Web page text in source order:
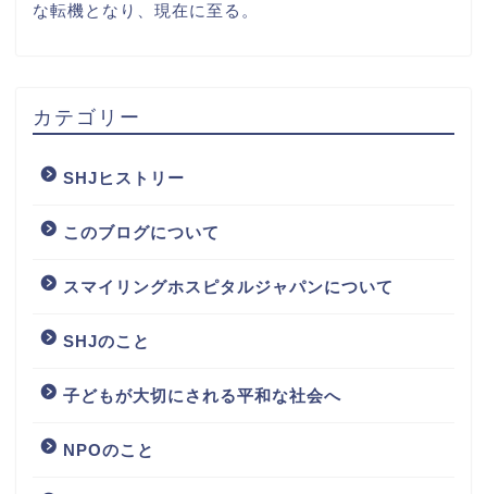
な転機となり、現在に至る。
カテゴリー
SHJヒストリー
このブログについて
スマイリングホスピタルジャパンについて
SHJのこと
子どもが大切にされる平和な社会へ
NPOのこと